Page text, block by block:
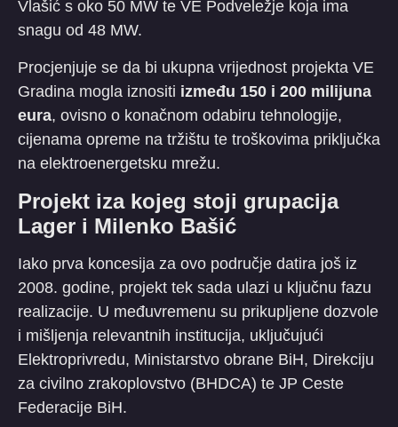
Vlašić s oko 50 MW te VE Podveležje koja ima
snagu od 48 MW.
​Procjenjuje se da bi ukupna vrijednost projekta VE
Gradina mogla iznositi između 150 i 200 milijuna
eura, ovisno o konačnom odabiru tehnologije,
cijenama opreme na tržištu te troškovima priključka
na elektroenergetsku mrežu.
​Projekt iza kojeg stoji grupacija
Lager i Milenko Bašić
​Iako prva koncesija za ovo područje datira još iz
2008. godine, projekt tek sada ulazi u ključnu fazu
realizacije. U međuvremenu su prikupljene dozvole
i mišljenja relevantnih institucija, uključujući
Elektroprivredu, Ministarstvo obrane BiH, Direkciju
za civilno zrakoplovstvo (BHDCA) te JP Ceste
Federacije BiH.